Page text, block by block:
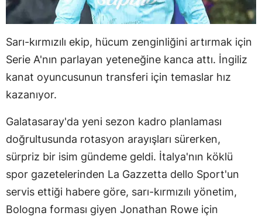
Sarı-kırmızılı ekip, hücum zenginliğini artırmak için
Serie A'nın parlayan yeteneğine kanca attı. İngiliz
kanat oyuncusunun transferi için temaslar hız
kazanıyor.
Galatasaray'da yeni sezon kadro planlaması
doğrultusunda rotasyon arayışları sürerken,
sürpriz bir isim gündeme geldi. İtalya'nın köklü
spor gazetelerinden La Gazzetta dello Sport'un
servis ettiği habere göre, sarı-kırmızılı yönetim,
Bologna forması giyen Jonathan Rowe için